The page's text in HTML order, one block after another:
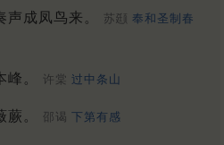
声成凤鸟来。 苏颋 奉和圣制春
峰。 许棠 过中条山
蕨。 邵谒 下第有感